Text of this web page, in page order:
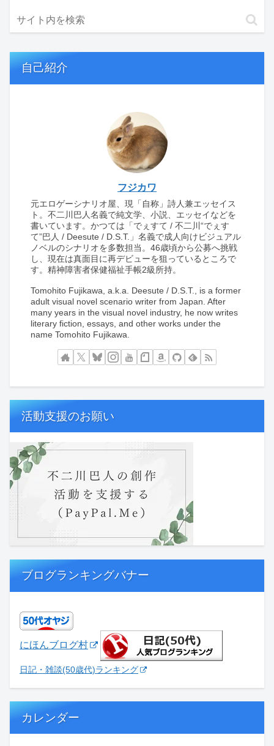
自己紹介
フジカワ
元エロゲーシナリオ屋、現「自称」詩人兼エッセイス
ト。不二川巴人名義で純文学、小説、エッセイなどを
書いています。かつては「でぇすて / 不二川“でぇす
て”巴人 / Deesute / D.S.T.」名義で成人向けビジュアル
ノベルのシナリオを多数担当。46歳頃から公募へ挑戦
し、現在は真面目に再デビューを狙っているところで
す。精神障害者保健福祉手帳2級所持。
Tomohito Fujikawa, a.k.a. Deesute / D.S.T., is a former
adult visual novel scenario writer from Japan. After
many years in the visual novel industry, he now writes
literary fiction, essays, and other works under the
name Tomohito Fujikawa.
活動支援のお願い
ブログランキングバナー
にほんブログ村
日記・雑談(50歳代)ランキング
カレンダー